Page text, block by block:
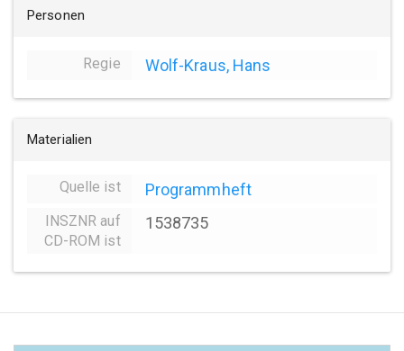
Personen
Regie Wolf-Kraus, Hans
Materialien
Quelle ist Programmheft
INSZNR auf
CD-ROM ist
1538735